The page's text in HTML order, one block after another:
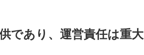
であり、運営責任は重大